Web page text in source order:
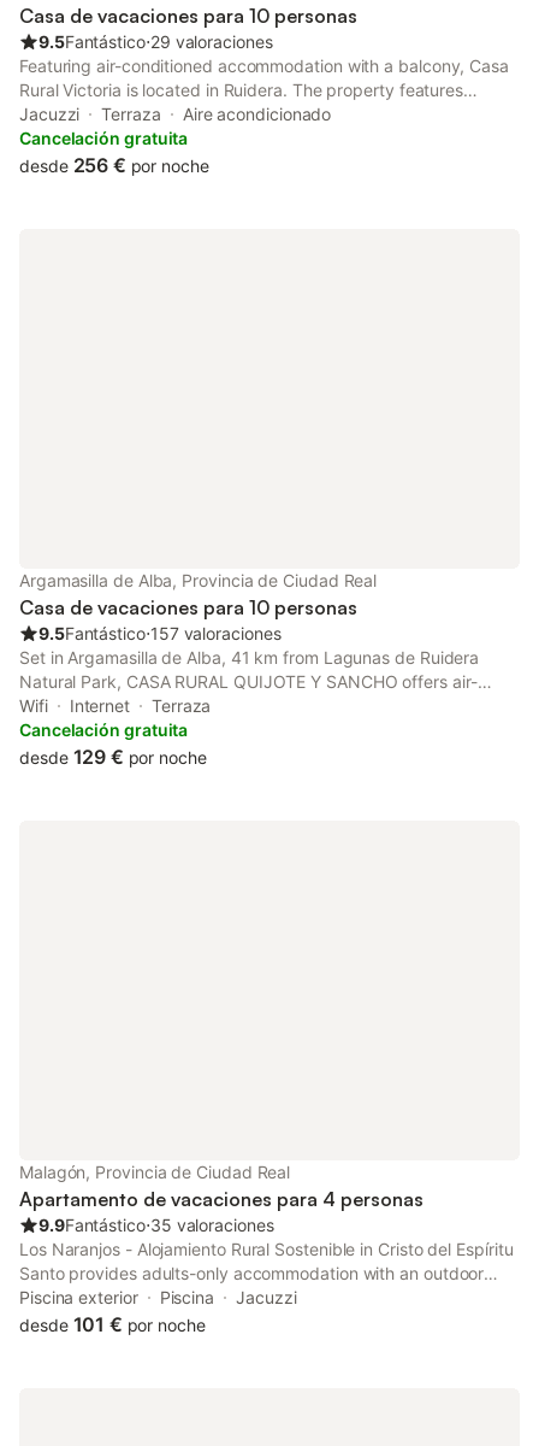
Casa de vacaciones para 10 personas
9.5Fantástico⋅29 valoraciones
Featuring air-conditioned accommodation with a balcony, Casa
Rural Victoria is located in Ruidera. The property features
garden and city views. The property is non-smoking and is set
10 km from Lagunas de Ruidera Natural Park.
Jacuzzi Terraza
Aire acondicionado
Cancelación gratuita
desde 256 € por noche
Argamasilla de Alba, Provincia de Ciudad Real
Casa de vacaciones para 10 personas
9.5Fantástico⋅157 valoraciones
Set in Argamasilla de Alba, 41 km from Lagunas de Ruidera
Natural Park, CASA RURAL QUIJOTE Y SANCHO offers air-
conditioned accommodation with a terrace and free WiFi.
Featuring a shared kitchen, this property also provides guests
with a picnic area.
Wifi Internet
Terraza
Cancelación gratuita
desde 129 € por noche
Malagón, Provincia de Ciudad Real
Apartamento de vacaciones para 4 personas
9.9Fantástico⋅35 valoraciones
Los Naranjos - Alojamiento Rural Sostenible in Cristo del Espíritu
Santo provides adults-only accommodation with an outdoor
swimming pool, an open-air bath and a garden. The property
features pool and garden views, and is 33 km from Puerta de
Piscina exterior Piscina
Jacuzzi
desde 101 € por noche